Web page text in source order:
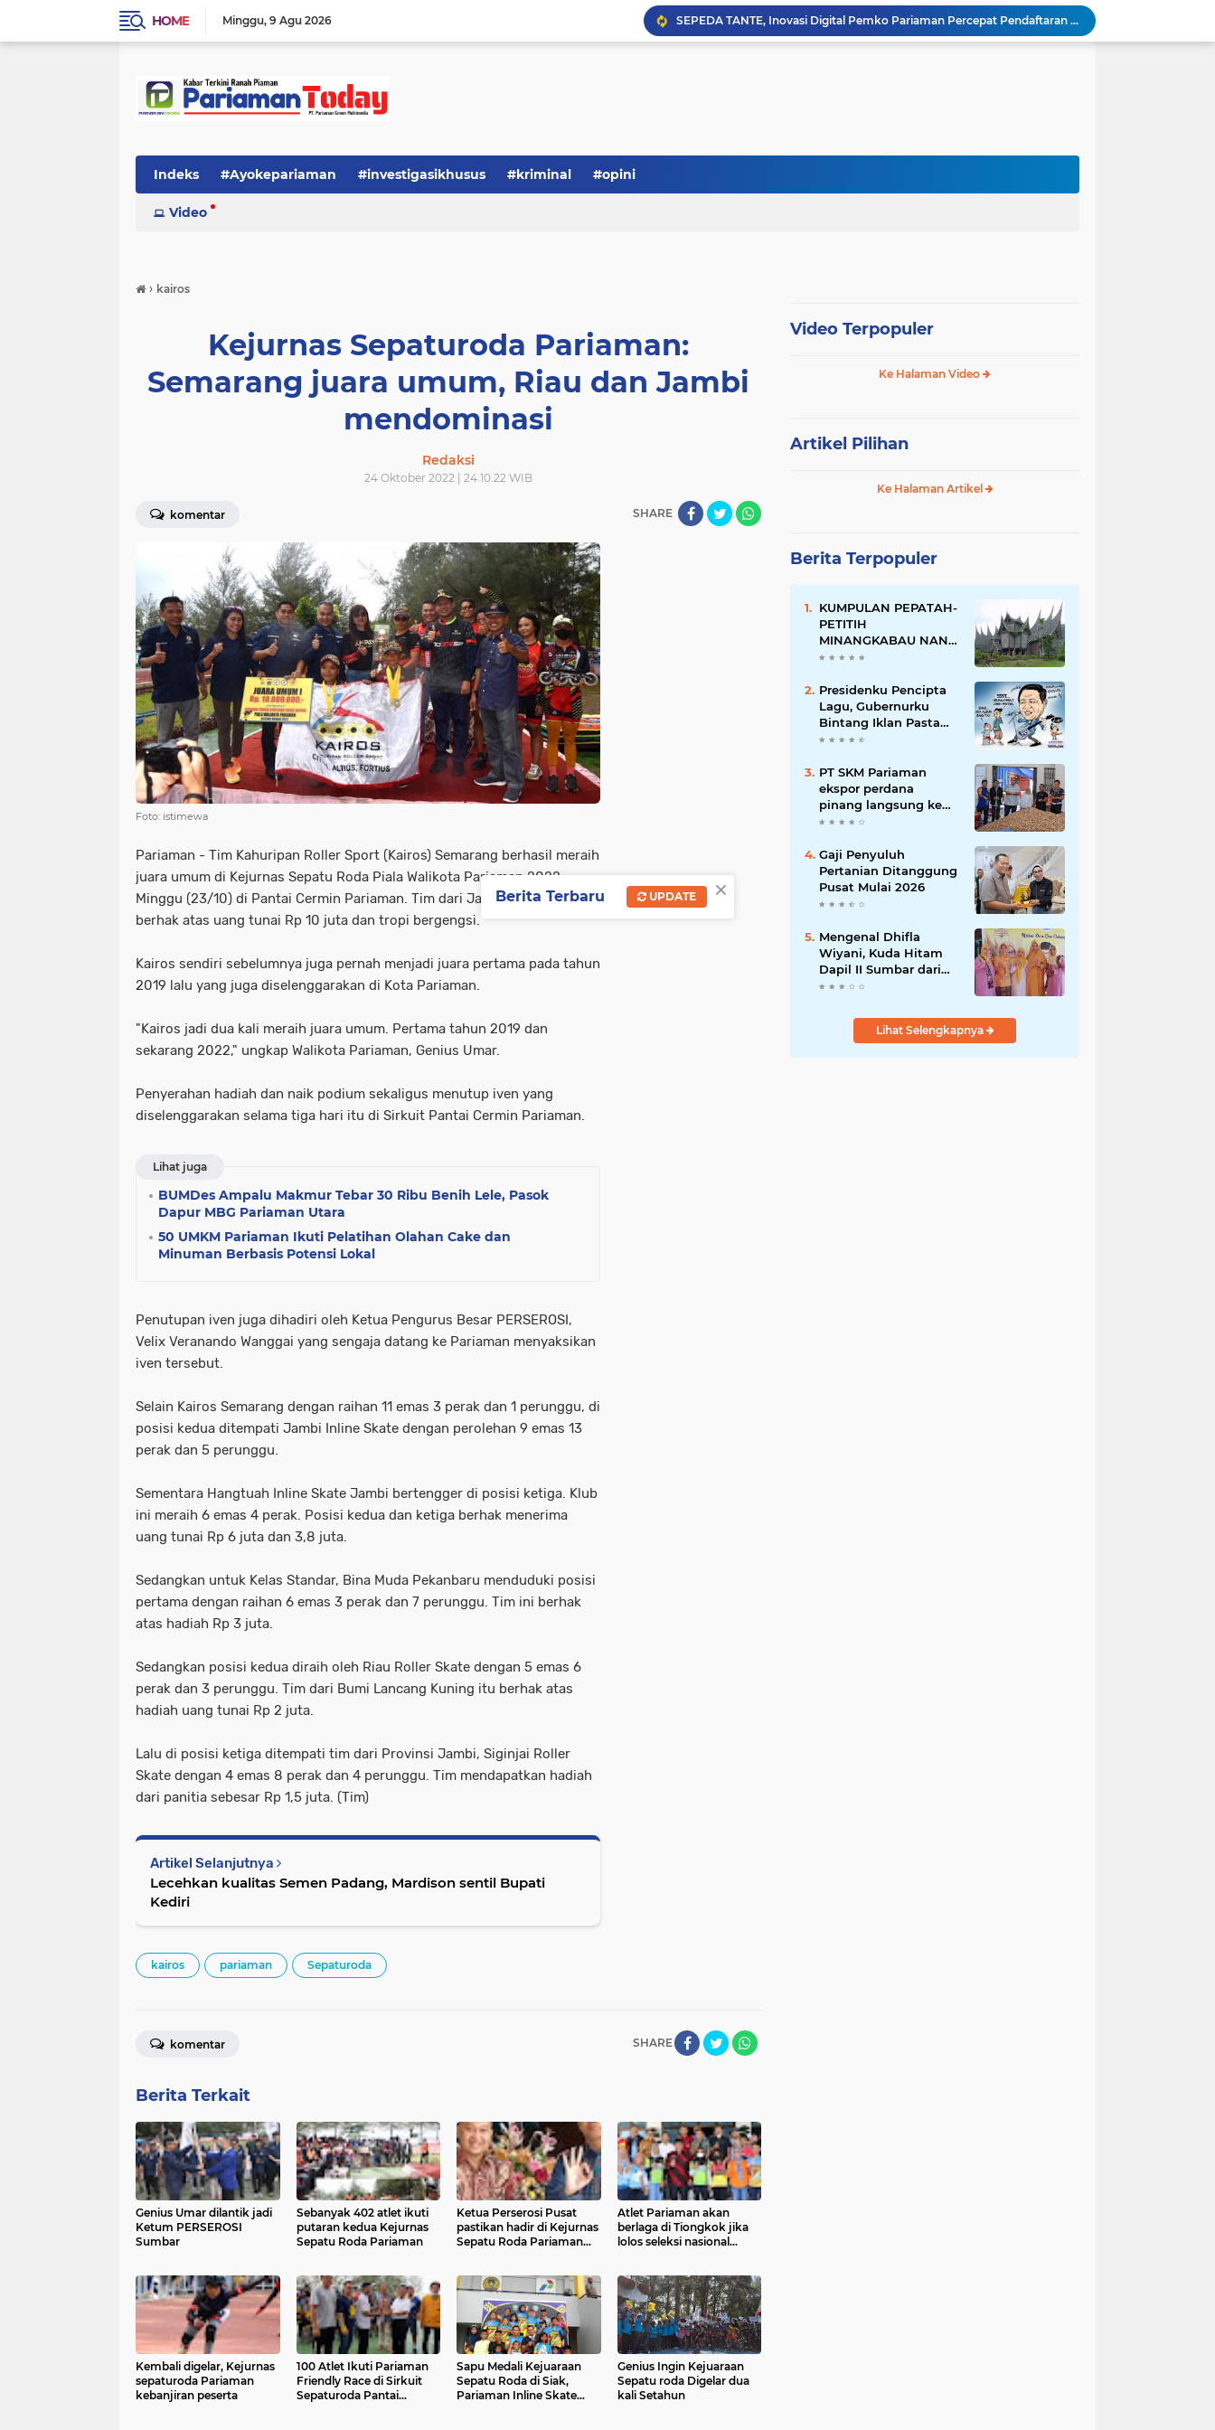
HOME Minggu 9 Agu 2026
SEPEDA TANTE, Inovasi Digital Pemko Pariaman Percepat Pendaftaran Tanda Tangan Elektronik
Tingkatkan Mutu Pelayanan, Pemko Pariaman Gandeng RSUP Dr. M. Djamil Padang
Pemkot Pariaman Mulai Pusdiklat Paskibraka 2026, Wali Kota Tekankan Pentingnya Disiplin
Indeks #Ayokepariaman #investigasikhusus #kriminal #opini
Video
› kairos
Kejurnas Sepaturoda Pariaman:
Semarang juara umum, Riau dan Jambi
mendominasi
Redaksi
24 Oktober 2022 | 24.10.22 WIB
komentar SHARE
Foto: istimewa
Pariaman - Tim Kahuripan Roller Sport (Kairos) Semarang berhasil meraih
juara umum di Kejurnas Sepatu Roda Piala Walikota Pariaman 2022,
Minggu (23/10) di Pantai Cermin Pariaman. Tim dari Jawa Tengah ini
berhak atas uang tunai Rp 10 juta dan tropi bergengsi.
Kairos sendiri sebelumnya juga pernah menjadi juara pertama pada tahun
2019 lalu yang juga diselenggarakan di Kota Pariaman.
"Kairos jadi dua kali meraih juara umum. Pertama tahun 2019 dan
sekarang 2022," ungkap Walikota Pariaman, Genius Umar.
Penyerahan hadiah dan naik podium sekaligus menutup iven yang
diselenggarakan selama tiga hari itu di Sirkuit Pantai Cermin Pariaman.
Lihat juga
BUMDes Ampalu Makmur Tebar 30 Ribu Benih Lele, Pasok
Dapur MBG Pariaman Utara
50 UMKM Pariaman Ikuti Pelatihan Olahan Cake dan
Minuman Berbasis Potensi Lokal
Penutupan iven juga dihadiri oleh Ketua Pengurus Besar PERSEROSI,
Velix Veranando Wanggai yang sengaja datang ke Pariaman menyaksikan
iven tersebut.
Selain Kairos Semarang dengan raihan 11 emas 3 perak dan 1 perunggu, di
posisi kedua ditempati Jambi Inline Skate dengan perolehan 9 emas 13
perak dan 5 perunggu.
Sementara Hangtuah Inline Skate Jambi bertengger di posisi ketiga. Klub
ini meraih 6 emas 4 perak. Posisi kedua dan ketiga berhak menerima
uang tunai Rp 6 juta dan 3,8 juta.
Sedangkan untuk Kelas Standar, Bina Muda Pekanbaru menduduki posisi
pertama dengan raihan 6 emas 3 perak dan 7 perunggu. Tim ini berhak
atas hadiah Rp 3 juta.
Sedangkan posisi kedua diraih oleh Riau Roller Skate dengan 5 emas 6
perak dan 3 perunggu. Tim dari Bumi Lancang Kuning itu berhak atas
hadiah uang tunai Rp 2 juta.
Lalu di posisi ketiga ditempati tim dari Provinsi Jambi, Siginjai Roller
Skate dengan 4 emas 8 perak dan 4 perunggu. Tim mendapatkan hadiah
dari panitia sebesar Rp 1,5 juta. (Tim)
Artikel Selanjutnya
Lecehkan kualitas Semen Padang, Mardison sentil Bupati
Kediri
kairos pariaman Sepaturoda
SHARE
komentar
Berita Terkait
Genius Umar dilantik jadi
Ketum PERSEROSI
Sumbar
Sebanyak 402 atlet ikuti
putaran kedua Kejurnas
Sepatu Roda Pariaman
Ketua Perserosi Pusat
pastikan hadir di Kejurnas
Sepatu Roda Pariaman
Atlet Pariaman akan
berlaga di Tiongkok jika
lolos seleksi nasional
Kembali digelar, Kejurnas
sepaturoda Pariaman
kebanjiran peserta
100 Atlet Ikuti Pariaman
Friendly Race di Sirkuit
Sepaturoda Pantai
Sapu Medali Kejuaraan
Sepatu Roda di Siak,
Pariaman Inline Skate
Genius Ingin Kejuaraan
Sepatu roda Digelar dua
kali Setahun
Video Terpopuler
Ke Halaman Video
Artikel Pilihan
Ke Halaman Artikel
Berita Terpopuler
KUMPULAN PEPATAH-
PETITIH
MINANGKABAU NAN
ELOK
Presidenku Pencipta
Lagu, Gubernurku
Bintang Iklan Pasta
Gigi
PT SKM Pariaman
ekspor perdana
pinang langsung ke
India
Gaji Penyuluh
Pertanian Ditanggung
Pusat Mulai 2026
Mengenal Dhifla
Wiyani, Kuda Hitam
Dapil II Sumbar dari
Golkar
Lihat Selengkapnya
×
Berita Terbaru UPDATE